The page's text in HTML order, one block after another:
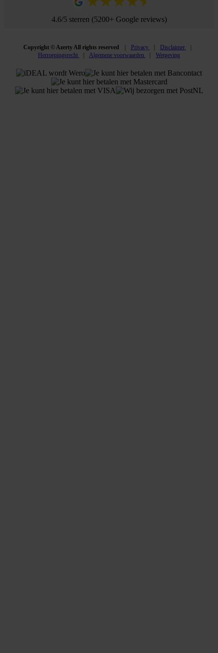
4.6/5 sterren (5200+ Google reviews)
Copyright © Azerty All rights reserved Privacy
Disclaimer
Herroepingsrecht
Algemene voorwaarden Wetgeving